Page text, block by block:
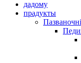
дадому
прадукты